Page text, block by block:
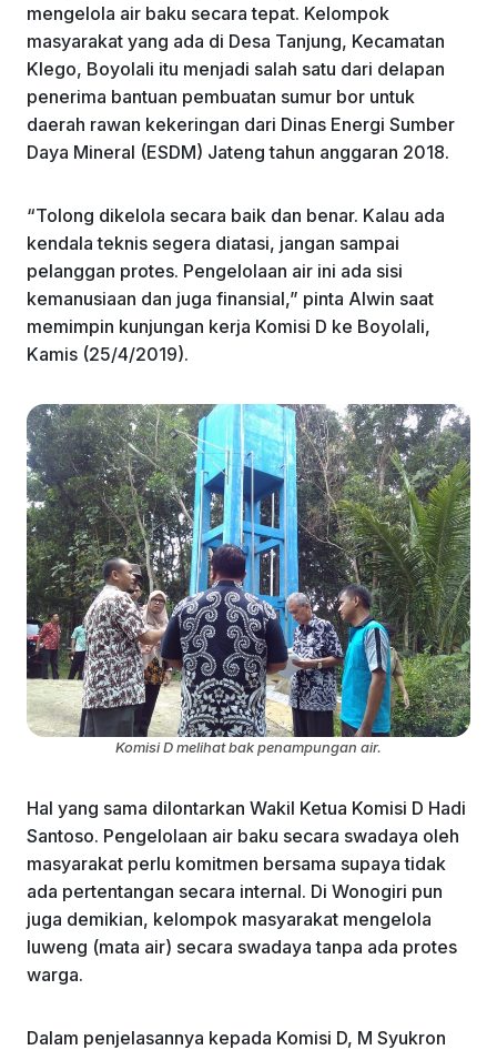
mengelola air baku secara tepat. Kelompok
masyarakat yang ada di Desa Tanjung, Kecamatan
Klego, Boyolali itu menjadi salah satu dari delapan
penerima bantuan pembuatan sumur bor untuk
daerah rawan kekeringan dari Dinas Energi Sumber
Daya Mineral (ESDM) Jateng tahun anggaran 2018.
“Tolong dikelola secara baik dan benar. Kalau ada
kendala teknis segera diatasi, jangan sampai
pelanggan protes. Pengelolaan air ini ada sisi
kemanusiaan dan juga finansial,” pinta Alwin saat
memimpin kunjungan kerja Komisi D ke Boyolali,
Kamis (25/4/2019).
Komisi D melihat bak penampungan air.
Hal yang sama dilontarkan Wakil Ketua Komisi D Hadi
Santoso. Pengelolaan air baku secara swadaya oleh
masyarakat perlu komitmen bersama supaya tidak
ada pertentangan secara internal. Di Wonogiri pun
juga demikian, kelompok masyarakat mengelola
luweng (mata air) secara swadaya tanpa ada protes
warga.
Dalam penjelasannya kepada Komisi D, M Syukron